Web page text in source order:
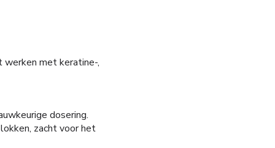
werken met keratine-,
dosering.
zacht voor het